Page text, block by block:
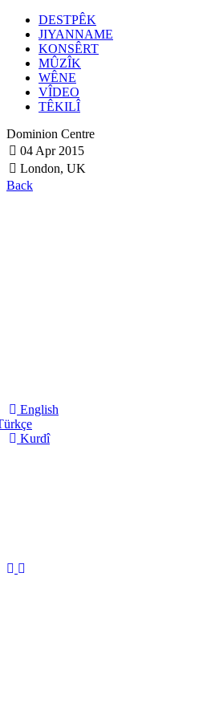
DESTPÊK
JIYANNAME
KONSÊRT
MÛZÎK
WÊNE
VÎDEO
TÊKILÎ
Dominion Centre
04 Apr 2015
London, UK
Back
English
Kurdî